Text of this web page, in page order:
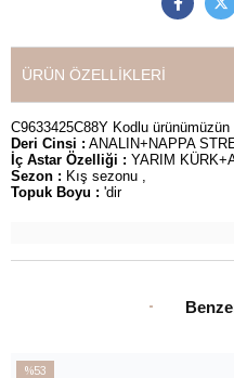
ÜRÜN ÖZELLIKLERI
C9633425C88Y Kodlu ürünümüzün
Deri Cinsi : ANALIN+NAPPA
İç Astar Özelliği : YARIM
Sezon : Kış sezonu ,
Topuk Boyu : 'dir
%53